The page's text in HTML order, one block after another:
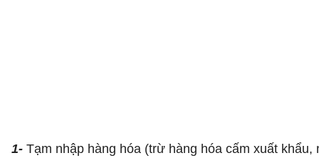
1- Tạm nhập hàng hóa (trừ hàng hóa cấm xuất